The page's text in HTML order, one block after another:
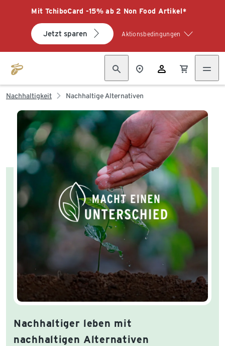
Mit TchiboCard -15% ab 2 Non Food Artikel*
Jetzt sparen Aktionsbedingungen
Nachhaltigkeit Nachhaltige Alternativen
Nachhaltiger leben mit
nachhaltigen Alternativen